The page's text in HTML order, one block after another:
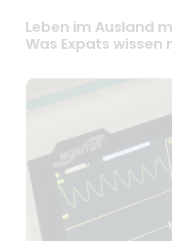
Leben im Ausland
Was Expats wissen